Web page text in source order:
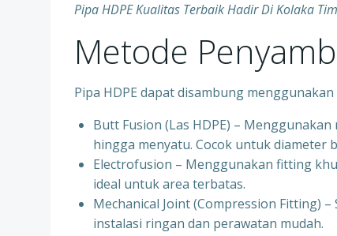
Pipa HDPE Kualitas Terbaik Hadir Di Kolaka
Metode
Pipa HDPE dapat disambung
Butt Fusion (Las HDPE) –
hingga menyatu. Cocok untuk diameter
Electrofusion – Menggunakan fitting
ideal untuk area terbatas.
Mechanical Joint (Compression Fitting)
instalasi ringan dan perawatan mudah.